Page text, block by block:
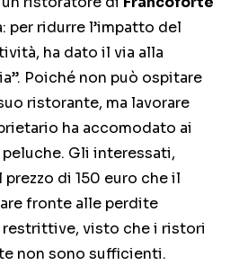
per ridurre l’impatto del
ha dato il via alla
Poiché non può ospitare
ristorante, ma lavorare
ha accomodato ai
Gli interessati,
di 150 euro che il
fronte alle perdite
visto che i ristori
non sono sufficienti.